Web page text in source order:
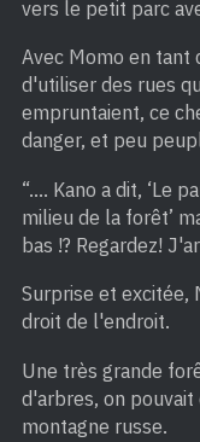
vers le petit parc
Avec Momo en tant
d'utiliser des rues
empruntaient, ce
danger, et peu
“…. Kano a dit, ‘Le
milieu de la forêt’
bas !? Regardez!
Surprise et excitée,
droit de l'endroit.
Une très grande
d'arbres, on
montagne russe.